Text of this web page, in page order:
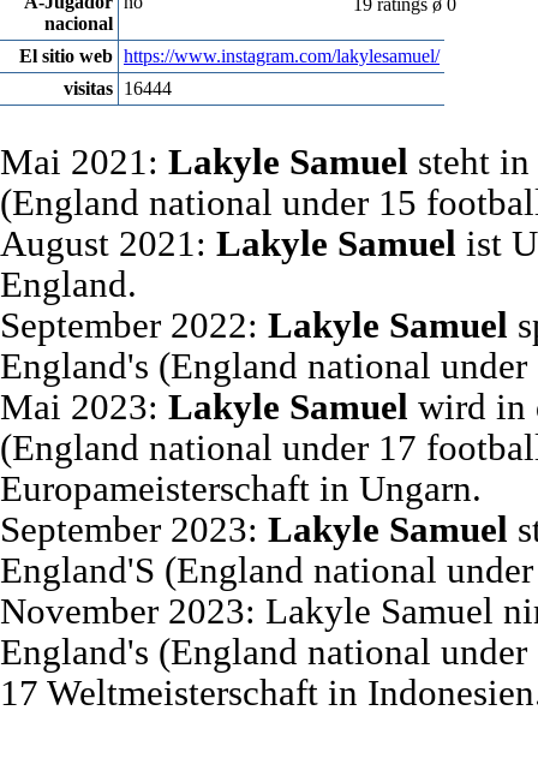
nacional
El sitio web https://www.instagram.com/lakylesamuel/
visitas 16444
19 ratings ø 0
Mai 2021: Lakyle Samuel steht
(England national under 15
August 2021: Lakyle Samuel ist
England.
September 2022: Lakyle Samuel
England's (England national
Mai 2023: Lakyle Samuel wird in
(England national under 17
Europameisterschaft in Ungarn.
September 2023: Lakyle Samuel
England'S (England national
November 2023: Lakyle Samuel
England's (England national
17 Weltmeisterschaft in